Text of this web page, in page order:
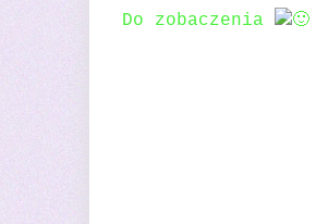
Do zobaczenia